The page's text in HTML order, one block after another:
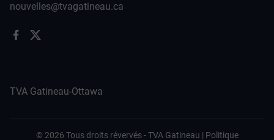
nouvelles@tvagatineau.ca
TVA Gatineau-Ottawa
© 2026 Tous droits révervés -TVA Gatineau | Politique